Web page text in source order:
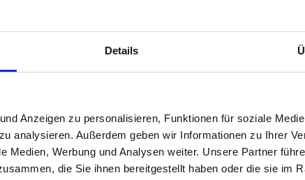
Details
Anzeigen zu personalisieren, Funktionen für soziale
analysieren. Außerdem geben wir Informationen zu Ihrer
Medien, Werbung und Analysen weiter. Unsere Partner
die Sie ihnen bereitgestellt haben oder die sie im
III”: Unternehmen
Umsatz eingebüßt haben. Anträge auf
– also beispielsweise
das bekannte Corona-Portal des